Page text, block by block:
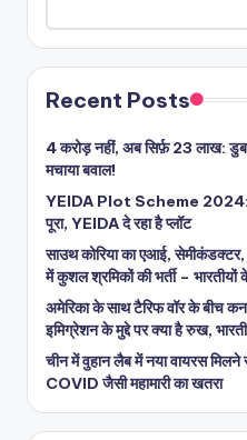
Recent Posts
4 करोड़ नहीं, अब सिर्फ़ 23 लाख:
मचाया बवाल!
YEIDA Plot Scheme 2024:
पूरा, YEIDA दे रहा है प्लॉट
साउथ कोरिया का एआई, सेमीकंडक्टर,
में कुशल श्रमिकों की भर्ती –
अमेरिका के साथ टैरिफ वॉर के बीच
इमिग्रेशन के मुद्दे पर क्या है रुख,
चीन में वुहान लैब में नया वायरस मिलने
COVID जैसी महामारी का खतरा